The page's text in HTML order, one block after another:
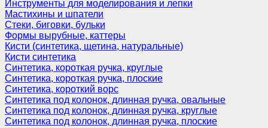
Инструменты для моделирования и лепки
Мастихины и шпатели
Стеки, биговки, бульки
Формы вырубные, каттеры
Кисти (синтетика, щетина, натуральные)
Кисти синтетика
Синтетика, короткая ручка, круглые
Синтетика, короткая ручка, плоские
Синтетика, короткий ворс
Синтетика под колонок, длинная ручка, овальные
Синтетика под колонок, длинная ручка, круглые
Синтетика под колонок, длинная ручка, плоские